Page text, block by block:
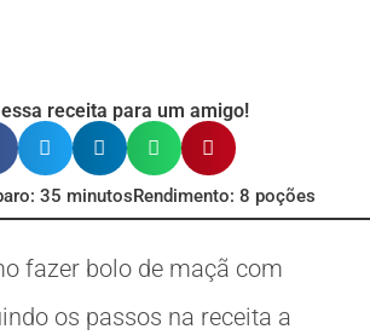
receita para um amigo!
35 minutosRendimento: 8 poções
fazer bolo de maçã com
os passos na receita a